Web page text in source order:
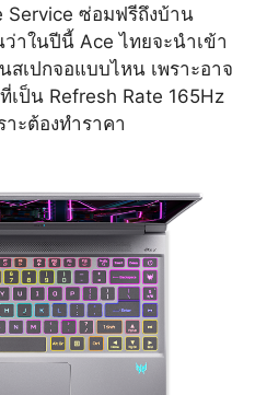
Service ซ่อมฟรีถึงบ้าน
าในปีนี้ Ace ไทยจะนำเข้า
สเปกจอแบบไหน เพราะอาจ
เป็น Refresh Rate 165Hz
ะต้องทำราคา